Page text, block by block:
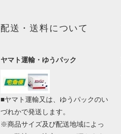
配送・送料について
ヤマト運輸・ゆうパック
■ヤマト運輸又は、ゆうパックのい
づれかで発送します。
※商品サイズ及び配送地域によっ